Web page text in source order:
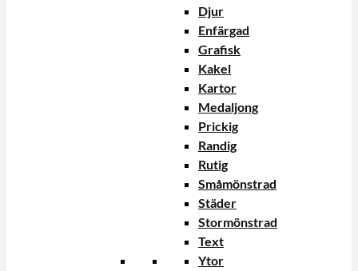
Djur
Enfärgad
Grafisk
Kakel
Kartor
Medaljong
Prickig
Randig
Rutig
Småmönstrad
Städer
Stormönstrad
Text
Ytor